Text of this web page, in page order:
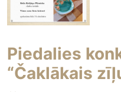
Piedalies
“Čaklākais